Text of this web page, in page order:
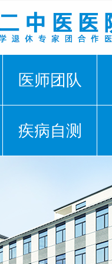
医师团队
疾病自测